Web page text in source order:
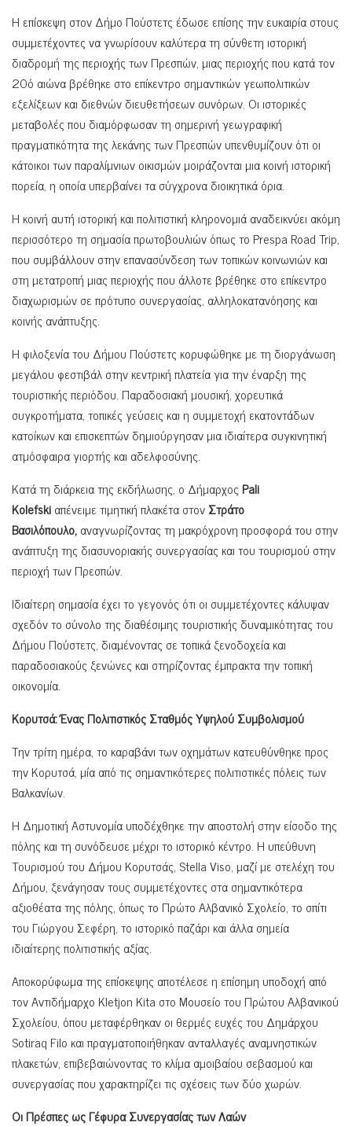
Η επίσκεψη στον Δήμο Πούστετς έδωσε επίσης την ευκαιρία στους
συμμετέχοντες να γνωρίσουν καλύτερα τη σύνθετη ιστορική
διαδρομή της περιοχής των Πρεσπών, μιας περιοχής που κατά τον
20ό αιώνα βρέθηκε στο επίκεντρο σημαντικών γεωπολιτικών
εξελίξεων και διεθνών διευθετήσεων συνόρων. Οι ιστορικές
μεταβολές που διαμόρφωσαν τη σημερινή γεωγραφική
πραγματικότητα της λεκάνης των Πρεσπών υπενθυμίζουν ότι οι
κάτοικοι των παραλίμνιων οικισμών μοιράζονται μια κοινή ιστορική
πορεία, η οποία υπερβαίνει τα σύγχρονα διοικητικά όρια.
Η κοινή αυτή ιστορική και πολιτιστική κληρονομιά αναδεικνύει ακόμη
περισσότερο τη σημασία πρωτοβουλιών όπως το Prespa Road Trip,
που συμβάλλουν στην επανασύνδεση των τοπικών κοινωνιών και
στη μετατροπή μιας περιοχής που άλλοτε βρέθηκε στο επίκεντρο
διαχωρισμών σε πρότυπο συνεργασίας, αλληλοκατανόησης και
κοινής ανάπτυξης.
Η φιλοξενία του Δήμου Πούστετς κορυφώθηκε με τη διοργάνωση
μεγάλου φεστιβάλ στην κεντρική πλατεία για την έναρξη της
τουριστικής περιόδου. Παραδοσιακή μουσική, χορευτικά
συγκροτήματα, τοπικές γεύσεις και η συμμετοχή εκατοντάδων
κατοίκων και επισκεπτών δημιούργησαν μια ιδιαίτερα συγκινητική
ατμόσφαιρα γιορτής και αδελφοσύνης.
Κατά τη διάρκεια της εκδήλωσης, ο ΔήμαρχοςPali
Kolefskiαπένειμε τιμητική πλακέτα στονΣτράτο
Βασιλόπουλο,αναγνωρίζοντας τη μακρόχρονη προσφορά του στην
ανάπτυξη της διασυνοριακής συνεργασίας και του τουρισμού στην
περιοχή των Πρεσπών.
Ιδιαίτερη σημασία έχει το γεγονός ότι οι συμμετέχοντες κάλυψαν
σχεδόν το σύνολο της διαθέσιμης τουριστικής δυναμικότητας του
Δήμου Πούστετς, διαμένοντας σε τοπικά ξενοδοχεία και
παραδοσιακούς ξενώνες και στηρίζοντας έμπρακτα την τοπική
οικονομία.
Κορυτσά: Ένας Πολιτιστικός Σταθμός Υψηλού Συμβολισμού
Την τρίτη ημέρα, το καραβάνι των οχημάτων κατευθύνθηκε προς
την Κορυτσά, μία από τις σημαντικότερες πολιτιστικές πόλεις των
Βαλκανίων.
Η Δημοτική Αστυνομία υποδέχθηκε την αποστολή στην είσοδο της
πόλης και τη συνόδευσε μέχρι το ιστορικό κέντρο. Η υπεύθυνη
Τουρισμού του Δήμου Κορυτσάς, Stella Viso, μαζί με στελέχη του
Δήμου, ξενάγησαν τους συμμετέχοντες στα σημαντικότερα
αξιοθέατα της πόλης, όπως το Πρώτο Αλβανικό Σχολείο, το σπίτι
του Γιώργου Σεφέρη, το ιστορικό παζάρι και άλλα σημεία
ιδιαίτερης πολιτιστικής αξίας.
Αποκορύφωμα της επίσκεψης αποτέλεσε η επίσημη υποδοχή από
τον Αντιδήμαρχο Kletjon Kita στο Μουσείο του Πρώτου Αλβανικού
Σχολείου, όπου μεταφέρθηκαν οι θερμές ευχές του Δημάρχου
Sotiraq Filo και πραγματοποιήθηκαν ανταλλαγές αναμνηστικών
πλακετών, επιβεβαιώνοντας το κλίμα αμοιβαίου σεβασμού και
συνεργασίας που χαρακτηρίζει τις σχέσεις των δύο χωρών.
Οι Πρέσπες ως Γέφυρα Συνεργασίας των Λαών